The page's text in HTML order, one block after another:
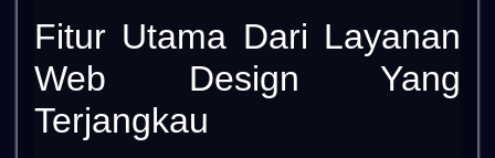
Fitur Utama Dari Layanan
Web Design Yang
Terjangkau